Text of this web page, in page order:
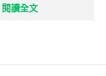
閱讀全文